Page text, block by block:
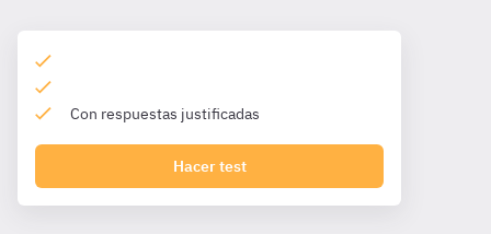
Con respuestas justificadas
Hacer test